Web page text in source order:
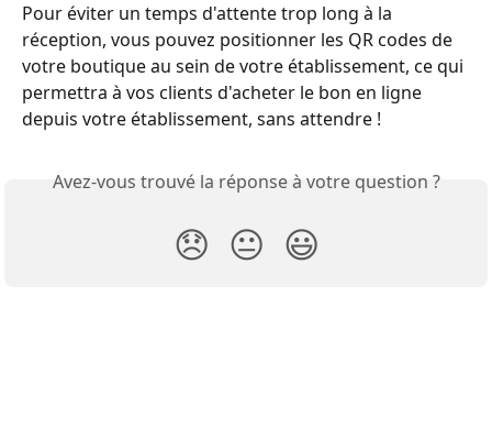
Pour éviter un temps d'attente trop long à la
réception, vous pouvez positionner les QR codes de
votre boutique au sein de votre établissement, ce qui
permettra à vos clients d'acheter le bon en ligne
depuis votre établissement, sans attendre !
Avez-vous trouvé la réponse à votre question ?
😞 😐 😃